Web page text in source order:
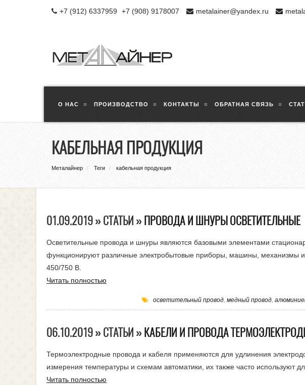
+7 (912) 6337959 +7 (908) 9178007 metalainer@yandex.ru
О НАС ПРОИЗВОДСТВО КОНТАКТЫ ОБРАТНАЯ СВЯЗЬ
КАБЕЛЬНАЯ ПРОДУКЦИЯ
Металайнер Теги кабельная продукция
01.09.2019 » СТАТЬИ »ПРОВОДА И ШНУРЫ ОСВЕТИТЕЛЬНЫЕ
Осветительные провода и шнуры являются базовыми элементами
функционируют различные электробытовые приборы, машины, механизмы
450/750 В.
Читать полностью
осветительный провод, медный провод,
06.10.2019 » СТАТЬИ »КАБЕЛИ И ПРОВОДА
Термоэлектродные провода и кабеля применяются для удлинения
измерения температуры и схемам автоматики, их также часто используют
Читать полностью